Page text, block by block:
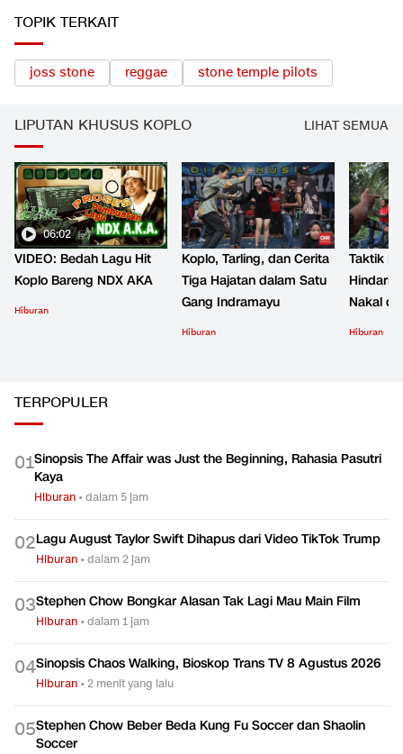
TOPIK TERKAIT
joss stone reggae stone temple pilots
LIPUTAN KHUSUS KOPLO LIHAT SEMUA
06:02
VIDEO: Bedah Lagu Hit
Koplo Bareng NDX AKA
Hiburan
Koplo, Tarling, dan Cerita
Tiga Hajatan dalam Satu
Gang Indramayu
Hiburan
Taktik
Hindari
Nakal
Hiburan
TERPOPULER
01Sinopsis The Affair was Just the Beginning, Rahasia Pasutri
Kaya
Hiburan •dalam 5 jam
02Lagu August Taylor Swift Dihapus dari Video TikTok Trump
Hiburan •dalam 2 jam
03Stephen Chow Bongkar Alasan Tak Lagi Mau Main Film
Hiburan •dalam 1 jam
04Sinopsis Chaos Walking, Bioskop Trans TV 8 Agustus 2026
Hiburan •2 menit yang lalu
05Stephen Chow Beber Beda Kung Fu Soccer dan Shaolin
Soccer